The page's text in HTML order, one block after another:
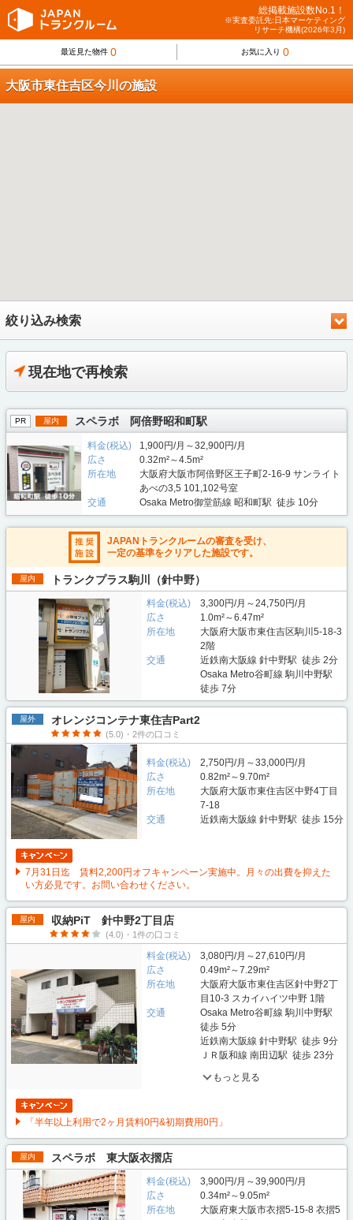
総掲載施設数No.1！
※実査委託先:日本マーケティング
リサーチ機構(2026年3月)
最近見た物件 0 お気に入り 0
大阪市東住吉区今川の施設
絞り込み検索
現在地で再検索
PR 屋内 スペラボ 阿倍野昭和町駅
料金(税込)
1,900円/月～32,900円/月
広さ
0.32m²～4.5m²
所在地
大阪府大阪市阿倍野区王子町2-16-9 サンライト
あべの3,5 101,102号室
交通
Osaka Metro御堂筋線 昭和町駅 徒歩 10分
JAPANトランクルームの審査を受け、
一定の基準をクリアした施設です。
屋内 トランクプラス駒川（針中野）
料金(税込)
3,300円/月～24,750円/月
広さ
1.0m²～6.47m²
所在地
大阪府大阪市東住吉区駒川5-18-3
2階
交通
近鉄南大阪線 針中野駅 徒歩 2分
Osaka Metro谷町線 駒川中野駅
徒歩 7分
屋外 オレンジコンテナ東住吉Part2
(5.0)・2件の口コミ
料金(税込)
2,750円/月～33,000円/月
広さ
0.82m²～9.70m²
所在地
大阪府大阪市東住吉区中野4丁目
7-18
交通
近鉄南大阪線 針中野駅 徒歩 15分
7月31日迄 賃料2,200円オフキャンペーン実施中。月々の出費を抑えた
い方必見です。お問い合わせください。
屋内 収納PiT 針中野2丁目店
(4.0)・1件の口コミ
料金(税込)
3,080円/月～27,610円/月
広さ
0.49m²～7.29m²
所在地
大阪府大阪市東住吉区針中野2丁
目10-3 スカイハイツ中野 1階
交通
Osaka Metro谷町線 駒川中野駅
徒歩 5分
近鉄南大阪線 針中野駅 徒歩 9分
ＪＲ阪和線 南田辺駅 徒歩 23分
もっと見る
「半年以上利用で2ヶ月賃料0円&初期費用0円」
屋内 スペラボ 東大阪衣摺店
料金(税込)
3,900円/月～39,900円/月
広さ
0.34m²～9.05m²
所在地
大阪府東大阪市衣摺5-15-8 衣摺5